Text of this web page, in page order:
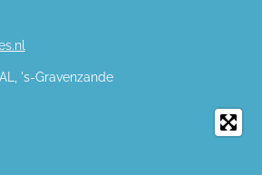
AL, 's-Gravenzande